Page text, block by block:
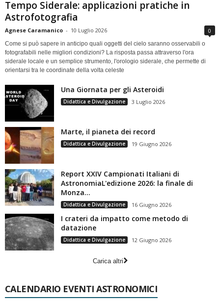
Tempo Siderale: applicazioni pratiche in
Astrofotografia
Agnese Caramanico - 10 Luglio 2026 0
Come si può sapere in anticipo quali oggetti del cielo saranno osservabili o
fotografabili nelle migliori condizioni? La risposta passa attraverso l'ora
siderale locale e un semplice strumento, l'orologio siderale, che permette di
orientarsi tra le coordinate della volta celeste
Una Giornata per gli Asteroidi
Didattica e Divulgazione 3 Luglio 2026
Marte, il pianeta dei record
Didattica e Divulgazione 19 Giugno 2026
Report XXIV Campionati Italiani di
AstronomiaL'edizione 2026: la finale di
Monza...
Didattica e Divulgazione 16 Giugno 2026
I crateri da impatto come metodo di
datazione
Didattica e Divulgazione 12 Giugno 2026
Carica altri
CALENDARIO EVENTI ASTRONOMICI